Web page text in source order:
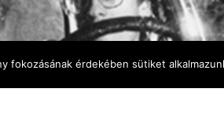
fokozásának érdekében sütiket